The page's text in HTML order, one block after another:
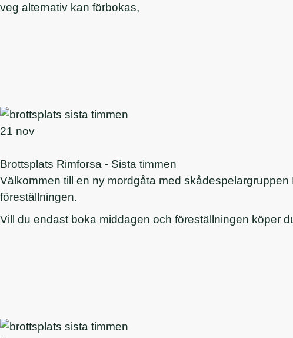
veg alternativ kan förbokas,
21 nov
Brottsplats Rimforsa - Sista timmen
Välkommen till en ny mordgåta med
föreställningen.
Vill du endast boka middagen och föreställningen köper